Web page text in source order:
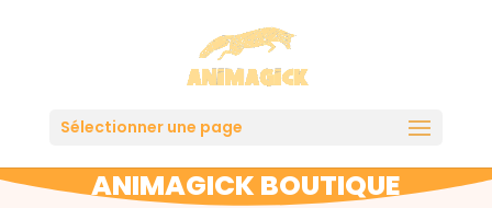
Sélectionner une page
ANIMAGICK BOUTIQUE